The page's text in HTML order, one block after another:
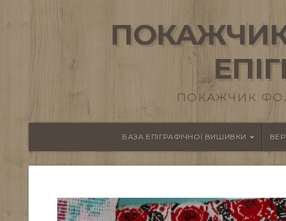
ПОКАЖЧИК
БАЗА ЕПІГРАФІЧНОЇ ВИШИВКИ